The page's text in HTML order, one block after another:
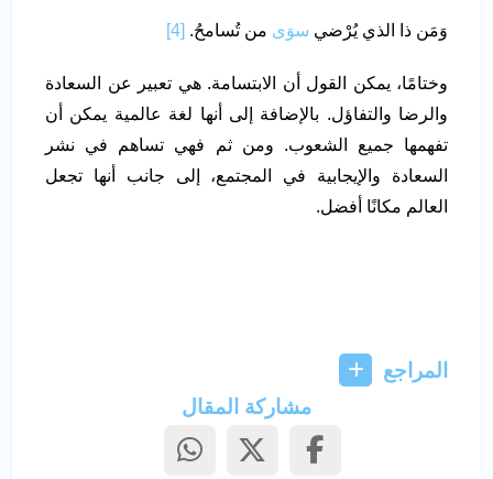
وَمَن ذا الذي يُرْضي سوَى من تُسامحُ. [4]
وختامًا، يمكن القول أن الابتسامة. هي تعبير عن السعادة
والرضا والتفاؤل. بالإضافة إلى أنها لغة عالمية يمكن أن
تفهمها جميع الشعوب. ومن ثم فهي تساهم في نشر
السعادة والإيجابية في المجتمع، إلى جانب أنها تجعل
العالم مكانًا أفضل.
المراجع
مشاركة المقال